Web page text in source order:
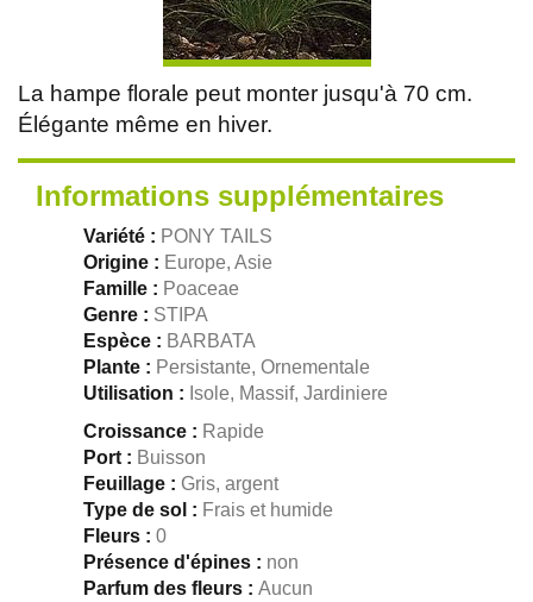
La hampe florale peut monter jusqu'à 70 cm.
Élégante même en hiver.
Informations supplémentaires
Variété : PONY TAILS
Origine : Europe, Asie
Famille : Poaceae
Genre : STIPA
Espèce : BARBATA
Plante : Persistante, Ornementale
Utilisation : Isole, Massif, Jardiniere
Croissance : Rapide
Port : Buisson
Feuillage : Gris, argent
Type de sol : Frais et humide
Fleurs : 0
Présence d'épines : non
Parfum des fleurs : Aucun